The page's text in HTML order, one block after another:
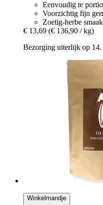
Eenvoudig te
Voorzichtig fijn
Zoetig-herbe smaak
€ 13,69 (€ 136,90 / kg)
Bezorging uiterlijk op 14.
Winkelmandje